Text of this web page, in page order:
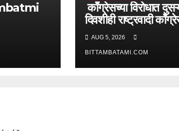
काँग्रेसच्या विरोधात
दिवशीही राष्ट्रवादी
आक्रमक
AUG 5, 2026
BITTAMBATAMI.COM